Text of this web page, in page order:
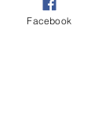
Facebook